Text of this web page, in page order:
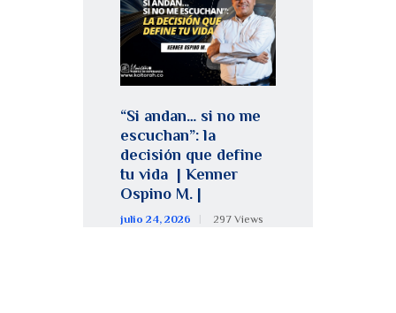
“Si andan… si no me
escuchan”: la
decisión que define
tu vida | Kenner
Ospino M. |
julio 24, 2026 297 Views